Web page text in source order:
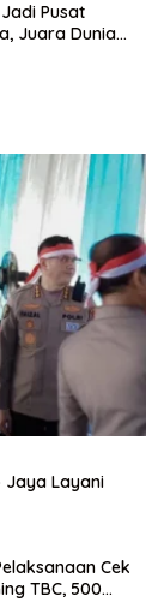
Pusat
Juara Dunia
Jaya Layani
Cek
TBC, 500